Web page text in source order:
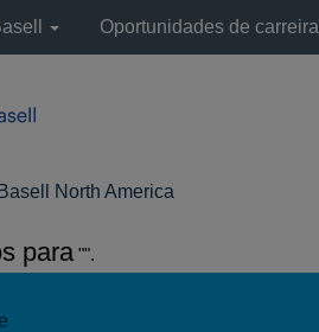
Oportunidades de carreira
North America
para "".